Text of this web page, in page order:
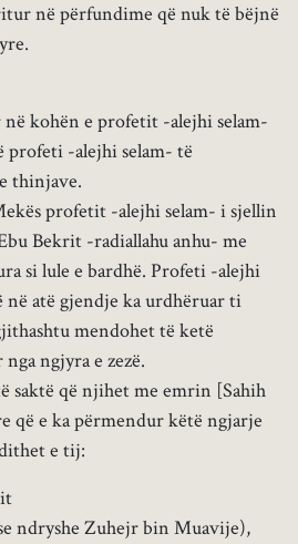
në përfundime që nuk të bëjnë
kohën e profetit -alejhi selam-
profeti -alejhi selam- të
thinjave.
profetit -alejhi selam- i sjellin
Bekrit -radiallahu anhu- me
si lule e bardhë. Profeti -alejhi
në atë gjendje ka urdhëruar ti
mendohet të ketë
ngjyra e zezë.
që njihet me emrin [Sahih
që e ka përmendur këtë ngjarje
e tij:
ndryshe Zuhejr bin Muavije),